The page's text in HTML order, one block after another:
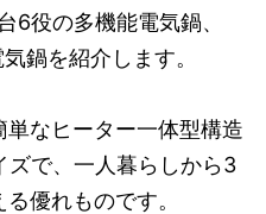
6役の多機能電気鍋、
鍋を紹介します。
なヒーター一体型構造
ズで、一人暮らしから3
優れものです。